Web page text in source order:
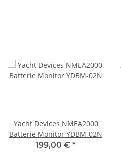
Yacht Devices NMEA2000
Batterie Monitor YDBM-02N
199,00 € *